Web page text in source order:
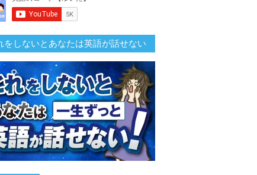
をしないとあなたは英語が話せない